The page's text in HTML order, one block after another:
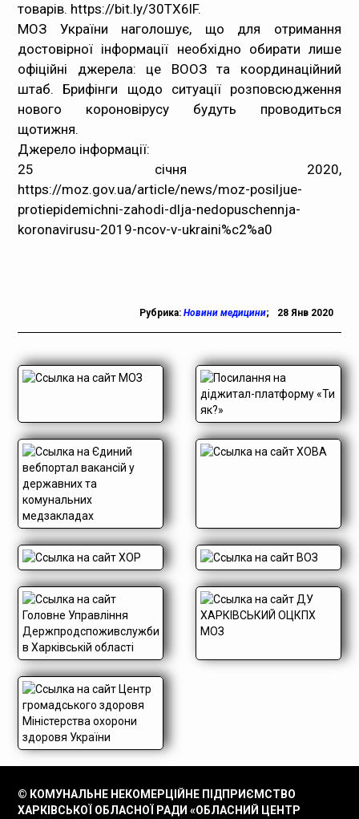
товарів. https://bit.ly/30TX6lF.
МОЗ України наголошує, що для отримання
достовірної інформації необхідно обирати лише
офіційні джерела: це ВООЗ та координаційний
штаб. Брифінги щодо ситуації розповсюдження
нового короновірусу будуть проводиться
щотижня.
Джерело інформації:
25 січня 2020,
https://moz.gov.ua/article/news/moz-posiljue-
protiepidemichni-zahodi-dlja-nedopuschennja-
koronavirusu-2019-ncov-v-ukraini%c2%a0
Рубрика: Новини медицини; 28 Янв 2020
© КОМУНАЛЬНЕ НЕКОМЕРЦІЙНЕ ПІДПРИЄМСТВО
ХАРКІВСЬКОЇ ОБЛАСНОЇ РАДИ «ОБЛАСНИЙ ЦЕНТР